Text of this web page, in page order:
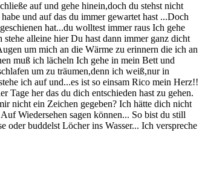
auf und gehe hinein,doch du stehst nicht
und auf das du immer gewartet hast ...Doch
hat...du wolltest immer raus Ich gehe
alleine hier Du hast dann immer ganz dicht
um mich an die Wärme zu erinnern die ich an
muß ich lächeln Ich gehe in mein Bett und
um zu träumen,denn ich weiß,nur in
ich auf und...es ist so einsam Rico mein Herz!!
Tage her das du dich entschieden hast zu gehen.
nicht ein Zeichen gegeben? Ich hätte dich nicht
Wiedersehen sagen können... So bist du still
oder buddelst Löcher ins Wasser... Ich verspreche